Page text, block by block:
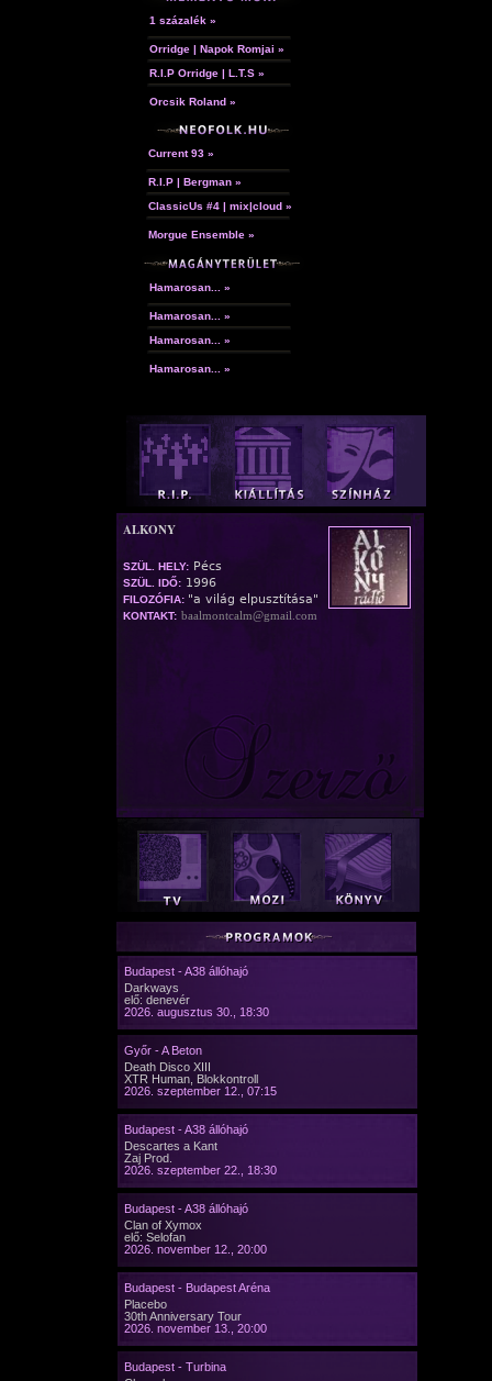
1 százalék »
Orridge | Napok Romjai »
R.I.P Orridge | L.T.S »
Orcsik Roland »
Current 93 »
R.I.P | Bergman »
ClassicUs #4 | mix|cloud »
Morgue Ensemble »
Hamarosan... »
Hamarosan... »
Hamarosan... »
Hamarosan... »
ALKONY
SZÜL. HELY: Pécs
SZÜL. IDŐ: 1996
FILOZÓFIA: "a világ elpusztítása"
KONTAKT: baalmontcalm@gmail.com
Budapest - A38 állóhajó
Darkways
elő: denevér
2026. augusztus 30., 18:30
Győr - A Beton
Death Disco XIII
XTR Human, Blokkontroll
2026. szeptember 12., 07:15
Budapest - A38 állóhajó
Descartes a Kant
Zaj Prod.
2026. szeptember 22., 18:30
Budapest - A38 állóhajó
Clan of Xymox
elő: Selofan
2026. november 12., 20:00
Budapest - Budapest Aréna
Placebo
30th Anniversary Tour
2026. november 13., 20:00
Budapest - Turbina